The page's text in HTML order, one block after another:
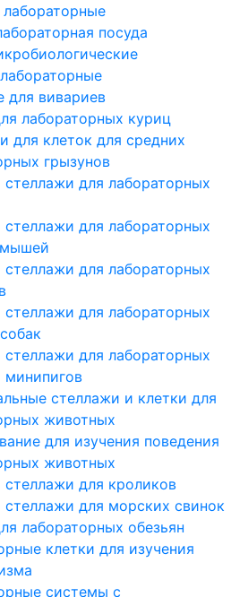
посуда
для вивариев
лабораторных куриц
для клеток для средних
грызунов
стеллажи для лабораторных
стеллажи для лабораторных
мышей
стеллажи для лабораторных
стеллажи для лабораторных
стеллажи для лабораторных
минипигов
стеллажи и клетки для
животных
для изучения поведения
животных
стеллажи для кроликов
стеллажи для морских свинок
лабораторных обезьян
клетки для изучения
системы с